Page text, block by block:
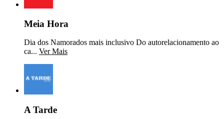
Meia Hora
Dia dos Namorados mais inclusivo Do autorelacionamento ao
ca... Ver Mais
A Tarde